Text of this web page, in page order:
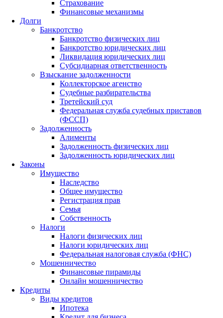
Страхование
Финансовые механизмы
Долги
Банкротство
Банкротство физических лиц
Банкротство юридических лиц
Ликвидация юридических лиц
Субсидиарная ответственность
Взыскание задолженности
Коллекторское агенство
Судебные разбирательства
Третейский суд
Федеральная служба судебных приставов
(ФССП)
Задолженность
Алименты
Задолженность физических лиц
Задолженность юридических лиц
Законы
Имущество
Наследство
Общее имущество
Регистрация прав
Семья
Собственность
Налоги
Налоги физических лиц
Налоги юридических лиц
Федеральная налоговая служба (ФНС)
Мошенничество
Финансовые пирамиды
Онлайн мошенничество
Кредиты
Виды кредитов
Ипотека